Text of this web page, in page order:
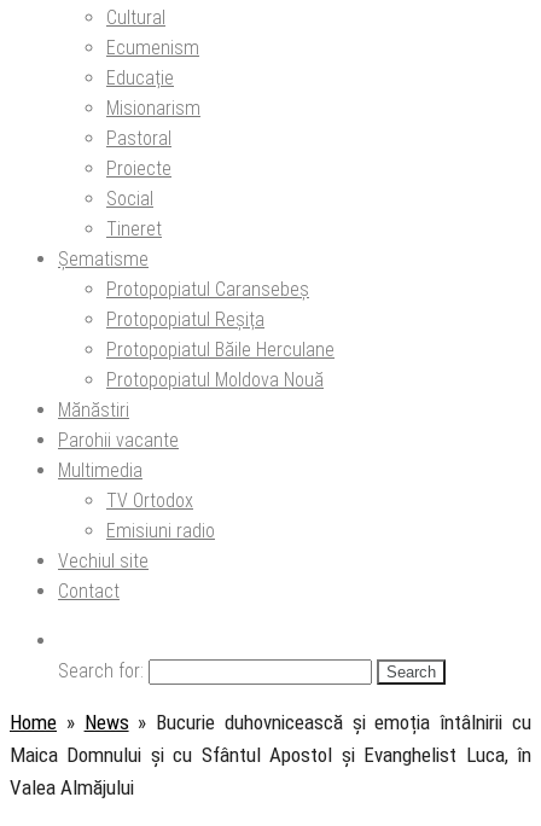
Cultural
Ecumenism
Educație
Misionarism
Pastoral
Proiecte
Social
Tineret
Șematisme
Protopopiatul Caransebeș
Protopopiatul Reșița
Protopopiatul Băile Herculane
Protopopiatul Moldova Nouă
Mănăstiri
Parohii vacante
Multimedia
TV Ortodox
Emisiuni radio
Vechiul site
Contact
Search for:
Home » News » Bucurie duhovnicească și emoția întâlnirii cu
Maica Domnului și cu Sfântul Apostol și Evanghelist Luca, în
Valea Almăjului